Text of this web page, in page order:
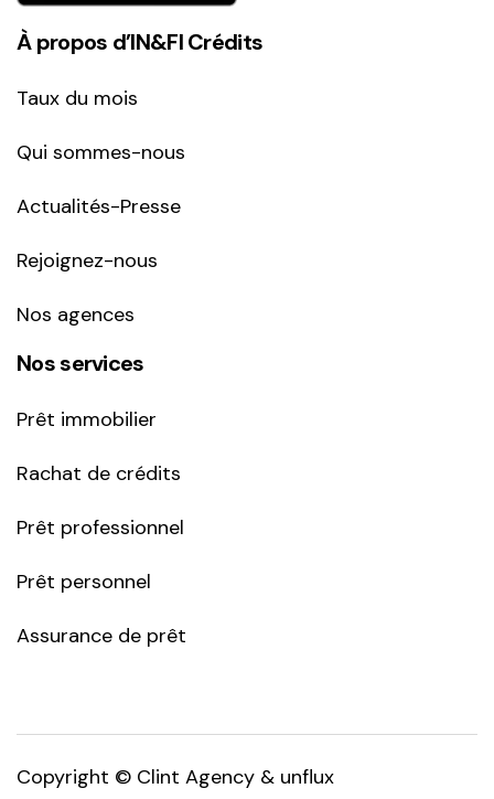
À propos d’IN&FI Crédits
Taux du mois
Qui sommes-nous
Actualités-Presse
Rejoignez-nous
Nos agences
Nos services
Prêt immobilier
Rachat de crédits
Prêt professionnel
Prêt personnel
Assurance de prêt
Copyright © Clint Agency & unflux